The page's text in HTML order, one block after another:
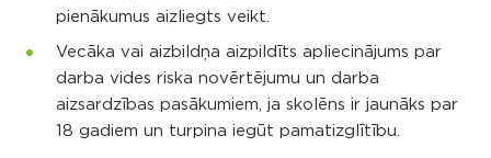
pienākumus aizliegts veikt.
Vecāka vai aizbildņa aizpildīts apliecinājums par
darba vides riska novērtējumu un darba
aizsardzības pasākumiem, ja skolēns ir jaunāks par
18 gadiem un turpina iegūt pamatizglītību.